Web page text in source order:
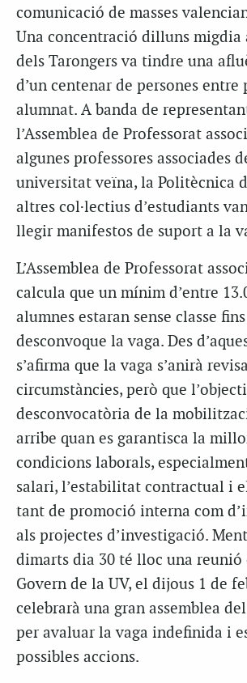
comunicació de masses
Una concentració dilluns migdia
dels Tarongers va tindre una
d’un centenar de persones entre
alumnat. A banda de
l’Assemblea de Professorat
algunes professores associades
universitat veïna, la Politècnica
altres col·lectius d’estudiants
llegir manifestos de suport a la
L’Assemblea de Professorat
calcula que un mínim d’entre
alumnes estaran sense classe
desconvoque la vaga. Des
s’afirma que la vaga s’anirà
circumstàncies, però que
desconvocatòria de la
arribe quan es garantisca la
condicions laborals,
salari, l’estabilitat contractual i
tant de promoció interna com
als projectes d’investigació.
dimarts dia 30 té lloc una reunió
Govern de la UV, el dijous 1 de
celebrarà una gran assemblea
per avaluar la vaga indefinida i
possibles accions.